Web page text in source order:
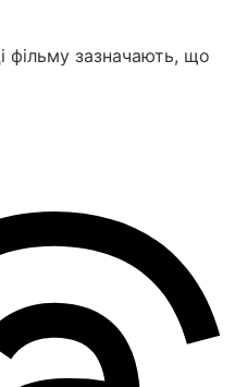
фільму зазначають, що